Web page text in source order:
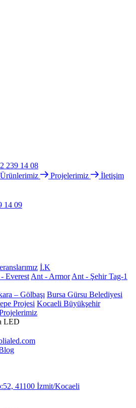
239 14 08
Ürünlerimiz Projelerimiz İletişim
14 09
İ.K
Everest Ant - Armor Ant - Şehir Tag-1
– Gölbaşı Bursa Gürsu Belediyesi
Projesi Kocaeli Büyükşehir
LED
41100 İzmit/Kocaeli